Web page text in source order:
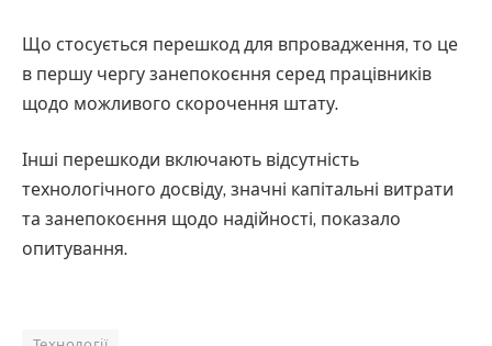
Що стосується перешкод для впровадження, то це
в першу чергу занепокоєння серед працівників
щодо можливого скорочення штату.
Інші перешкоди включають відсутність
технологічного досвіду, значні капітальні витрати
та занепокоєння щодо надійності, показало
опитування.